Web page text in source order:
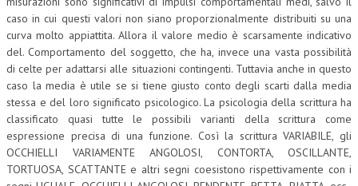
caso in cui questi valori non siano proporzionalmente distribuiti su una
curva molto appiattita. Allora il valore medio è scarsamente indicativo
del. Comportamento del soggetto, che ha, invece una vasta possibilità
di celte per adattarsi alle situazioni contingenti. Tuttavia anche in questo
caso la media è utile se si tiene giusto conto degli scarti dalla media
stessa e del loro significato psicologico. La psicologia della scrittura ha
classificato quasi tutte le possibili varianti della scrittura come
espressione precisa di una funzione. Così la scrittura VARIABILE, gli
OCCHIELLI VARIAMENTE ANGOLOSI, CONTORTA, OSCILLANTE,
TORTUOSA, SCATTANTE e altri segni coesistono rispettivamente con i